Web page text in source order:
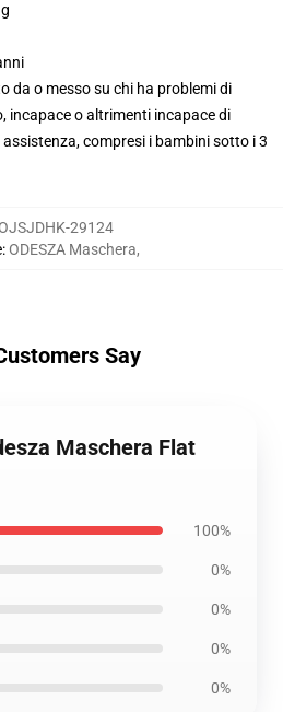
da o messo su chi ha problemi di
incapace o altrimenti incapace di
compresi i bambini sotto i 3
29124
:ODESZA Maschera,
Say
Maschera Flat
100%
0%
0%
0%
0%